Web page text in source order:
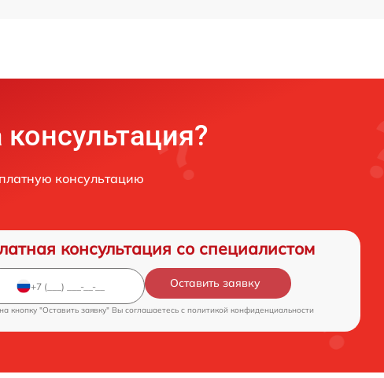
консультацию
консультация со специалистом
Оставить заявку
кнопку "Оставить заявку" Вы соглашаетесь c политикой конфиденциальности